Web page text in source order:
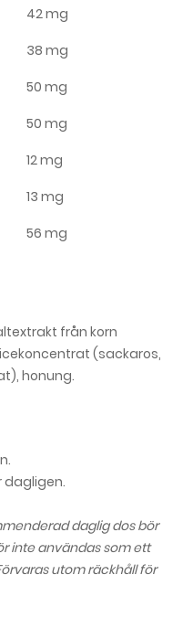
42 mg
38 mg
50 mg
50 mg
12 mg
13 mg
56 mg
från korn
(sackaros,
honung.
dagligen.
daglig dos bör
inte användas som ett
utom räckhåll för